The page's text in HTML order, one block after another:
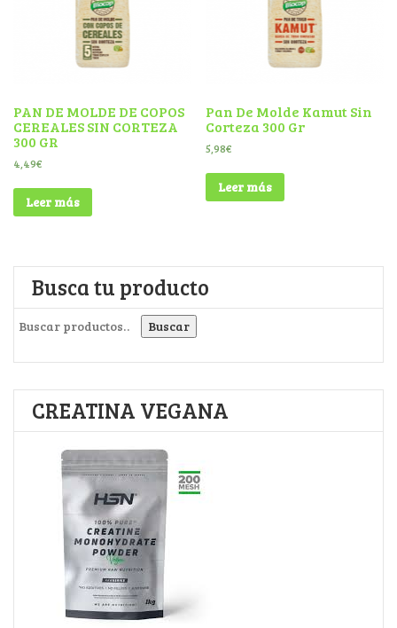
PAN DE MOLDE DE COPOS
CEREALES SIN CORTEZA
300 GR
4,49€
Leer más
Pan De Molde Kamut Sin
Corteza 300 Gr
5,98€
Leer más
Busca tu producto
Buscar
CREATINA VEGANA